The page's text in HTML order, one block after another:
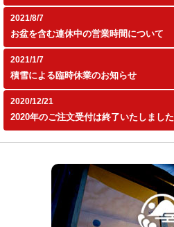
2021/8/7
お盆を含む連休中の営業時間について
2021/1/7
積雪による臨時休業のお知らせ
2020/12/21
2020年のご注文受付は終了いたしました